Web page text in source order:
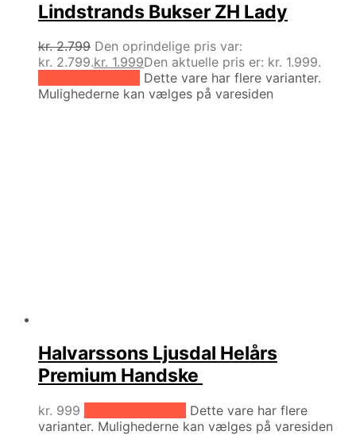
Lindstrands Bukser ZH Lady
kr.2.799 Den oprindelige pris var:
kr. 2.799.kr. 1.999Den aktuelle pris er: kr. 1.999.
Dette vare har flere varianter.
Mulighederne kan vælges på varesiden
Halvarssons Ljusdal Helårs
Premium Handske
kr. 999
Dette vare har flere
varianter. Mulighederne kan vælges på varesiden